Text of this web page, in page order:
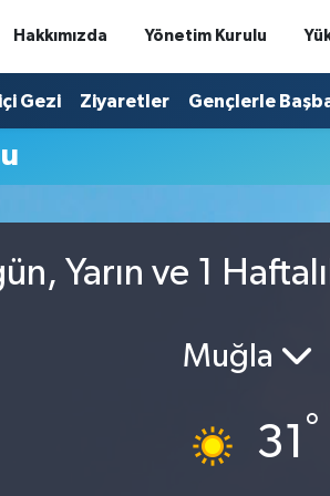
Hakkımızda Yönetim Kurulu
Gezi Ziyaretler Gençlerle
Yarın ve 1
Muğla
31 °